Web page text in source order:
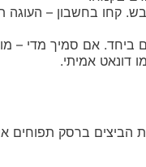
ביחד. אם סמיך מדי –
דונאט אמיתי.
ברסק תפוחים או